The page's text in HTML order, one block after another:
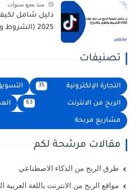
منذ بضع سنوات
دليل شامل
2025 (الشروط والطرق والارباح)
تصنيفات
التجارة الإلكترونية التسويق
الربح من الانترنت
مشاريع مربحة
مقالات مرشحة لكم
طرق الربح من الذكاء الاصطناعي
مواقع الربح من الانترنت باللغة العربية